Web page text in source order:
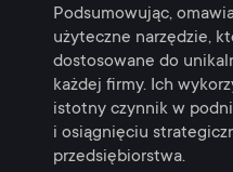
Podsumowując,
użyteczne narzędzie,
dostosowane do
każdej firmy. Ich
istotny czynnik w
i osiągnięciu
przedsiębiorstwa.